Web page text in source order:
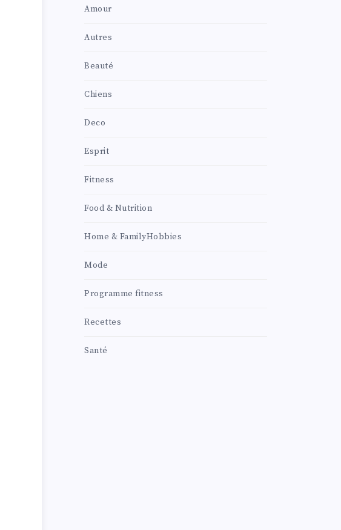
Amour
Autres
Beauté
Chiens
Deco
Esprit
Fitness
Food & Nutrition
Home & FamilyHobbies
Mode
Programme fitness
Recettes
Santé